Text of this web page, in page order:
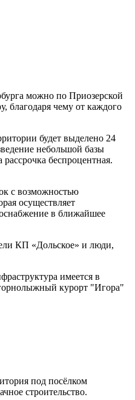
можно по Приозерской
благодаря чему от каждого
будет выделено 24
небольшой базы
беспроцентная.
с возможностью
осуществляет
в ближайшее
КП «Дольское» и люди,
имеется в
курорт "Игора"
под посёлком
строительство.